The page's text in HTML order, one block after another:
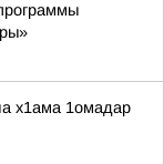
х1ама 1омадар